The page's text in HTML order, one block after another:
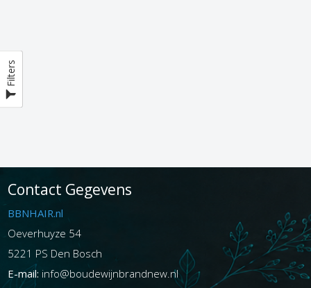
Filters
Contact Gegevens
BBNHAIR.nl
Oeverhuyze 54
5221 PS Den Bosch
E-mail: info@boudewijnbrandnew.nl